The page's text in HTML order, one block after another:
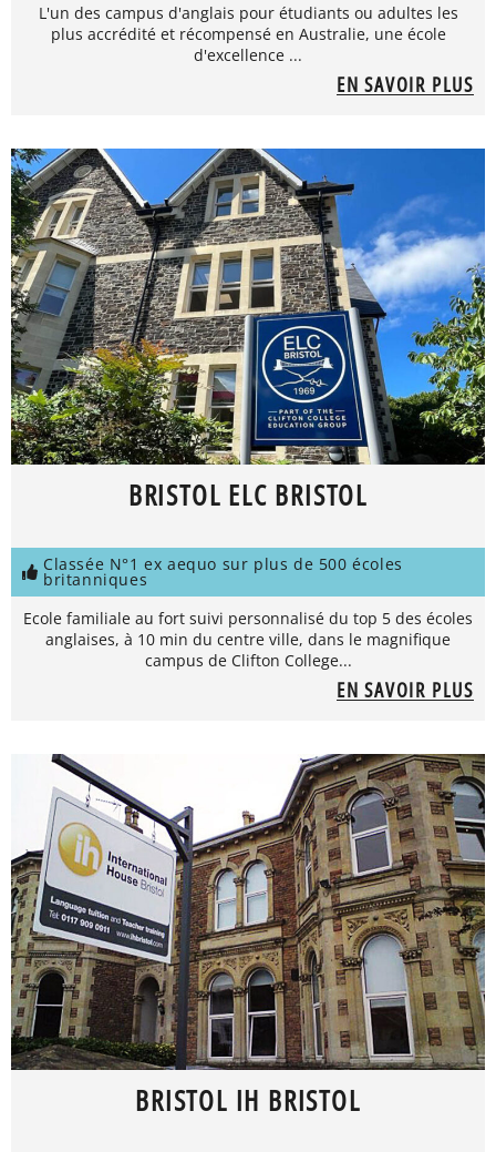
L'un des campus d'anglais pour étudiants ou adultes les
plus accrédité et récompensé en Australie, une école
d'excellence ...
EN SAVOIR PLUS
BRISTOL ELC BRISTOL
Classée N°1 ex aequo sur plus de 500 écoles
britanniques
Ecole familiale au fort suivi personnalisé du top 5 des écoles
anglaises, à 10 min du centre ville, dans le magnifique
campus de Clifton College...
EN SAVOIR PLUS
BRISTOL IH BRISTOL